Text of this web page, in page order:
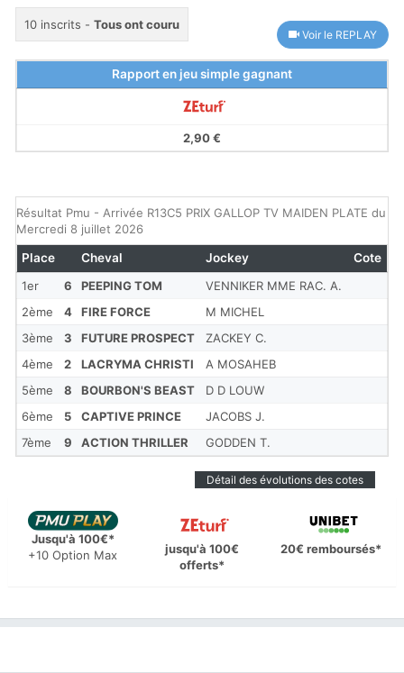
10 inscrits - Tous ont couru
Voir le REPLAY
Rapport en jeu simple gagnant
2,90 €
Résultat Pmu - Arrivée R13C5 PRIX GALLOP TV MAIDEN PLATE du
Mercredi 8 juillet 2026
1er 6 PEEPING TOM
VENNIKER MME RAC. A.
2ème
4 FIRE FORCE
M MICHEL
3ème
3 FUTURE PROSPECT
ZACKEY C.
4ème
2 LACRYMA CHRISTI
A MOSAHEB
5ème
8 BOURBON'S BEAST
D D LOUW
6ème
5 CAPTIVE PRINCE
JACOBS J.
7ème
9 ACTION THRILLER GODDEN T.
Place Cheval Jockey Cote
Détail des évolutions des cotes
Jusqu'à 100€*
+10 Option Max
jusqu'à 100€
offerts*
20€ remboursés*